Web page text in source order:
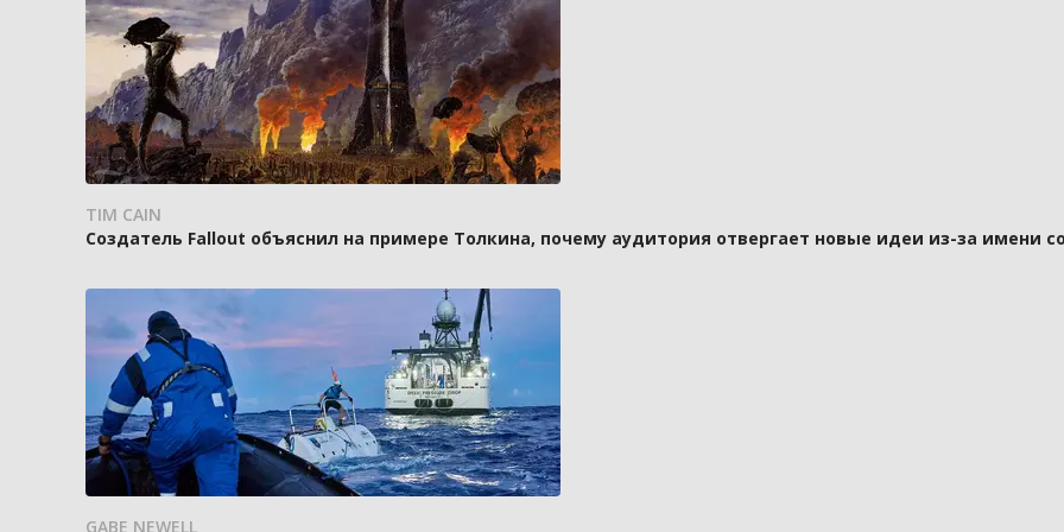
TIM CAIN
Создатель Fallout объяснил на примере Толкина, почему аудитория отвергает новые идеи из-за имени
GABE NEWELL